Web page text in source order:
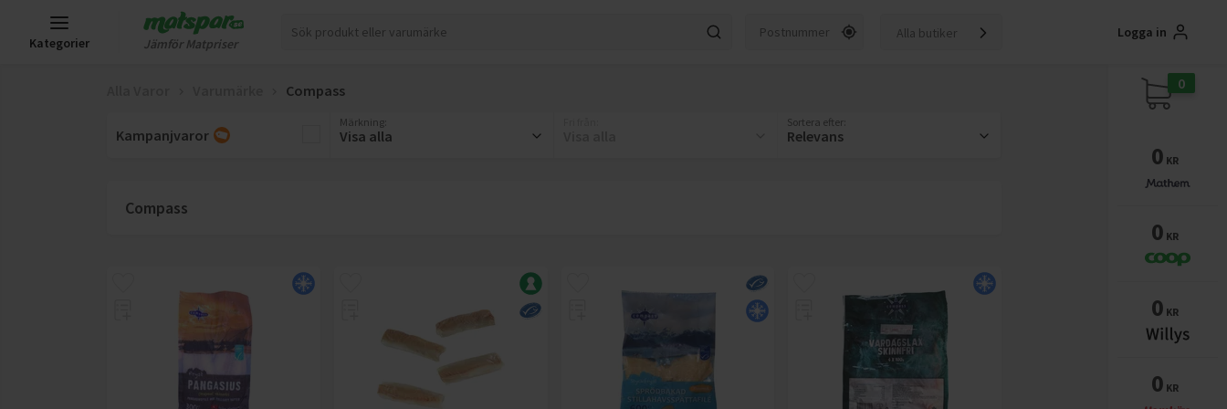
Kategorier Jämför Matpriser
Alla butiker Logga in
Compass
Kampanjvaror
Märkning
Visa alla
Sortera efter:
Relevans
Compass
0
0 KR
0 KR
0 KR
0 KR